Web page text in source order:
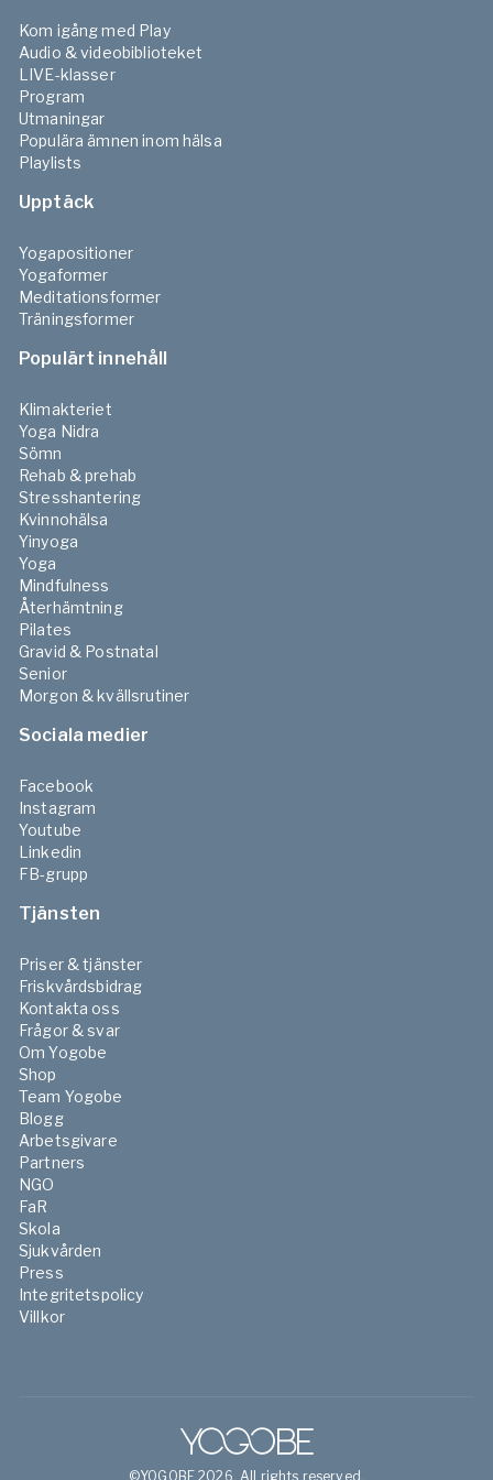
Kom igång med Play
Audio & videobiblioteket
LIVE-klasser
Program
Utmaningar
Populära ämnen inom hälsa
Playlists
Upptäck
Yogapositioner
Yogaformer
Meditationsformer
Träningsformer
Populärt innehåll
Klimakteriet
Yoga Nidra
Sömn
Rehab & prehab
Stresshantering
Kvinnohälsa
Yinyoga
Yoga
Mindfulness
Återhämtning
Pilates
Gravid & Postnatal
Senior
Morgon & kvällsrutiner
Sociala medier
Facebook
Instagram
Youtube
Linkedin
FB-grupp
Tjänsten
Priser & tjänster
Friskvårdsbidrag
Kontakta oss
Frågor & svar
Om Yogobe
Shop
Team Yogobe
Blogg
Arbetsgivare
Partners
NGO
FaR
Skola
Sjukvården
Press
Integritetspolicy
Villkor
©YOGOBE 2026. All rights reserved.